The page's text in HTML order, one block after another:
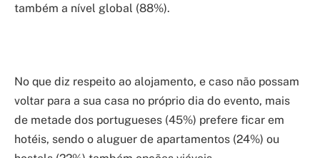
também a nível global (88%).
No que diz respeito ao alojamento, e caso não possam
voltar para a sua casa no próprio dia do evento, mais
de metade dos portugueses (45%) prefere ficar em
hotéis, sendo o aluguer de apartamentos (24%) ou